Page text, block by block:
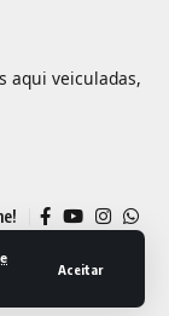
Aceitar
aqui veiculadas,